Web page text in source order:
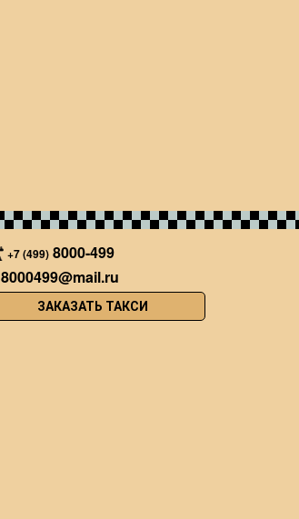
+7 (499) 8000-499
8000499@mail.ru
ЗАКАЗАТЬ ТАКСИ